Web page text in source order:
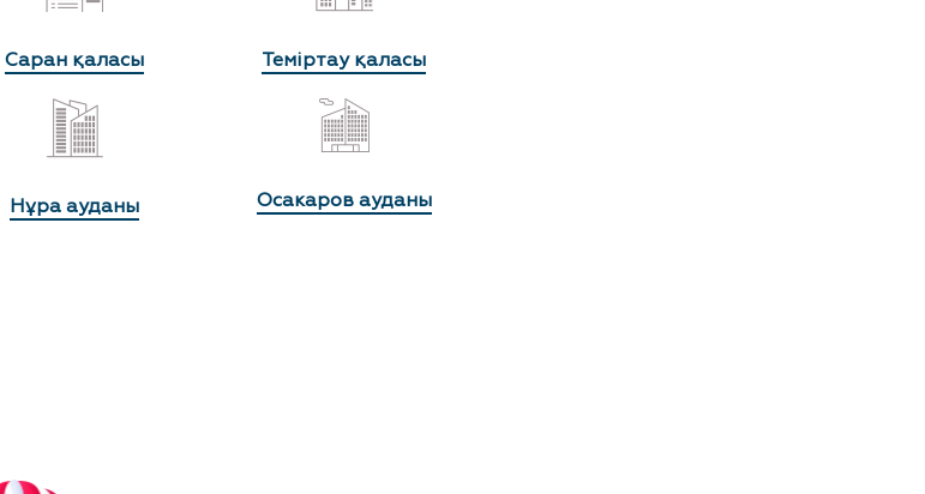
Саран қаласы Теміртау қаласы
Нұра ауданы Осакаров ауданы